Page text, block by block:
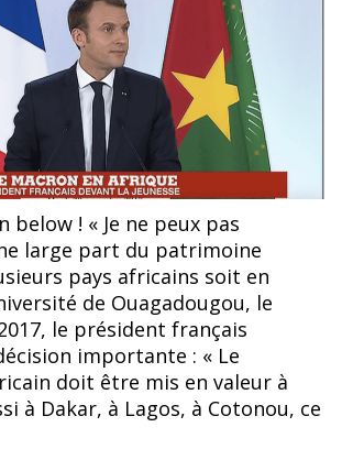
below ! « Je ne peux pas
large part du patrimoine
pays africains soit en
de Ouagadougou, le
le président français
importante : « Le
doit être mis en valeur à
à Dakar, à Lagos, à Cotonou, ce